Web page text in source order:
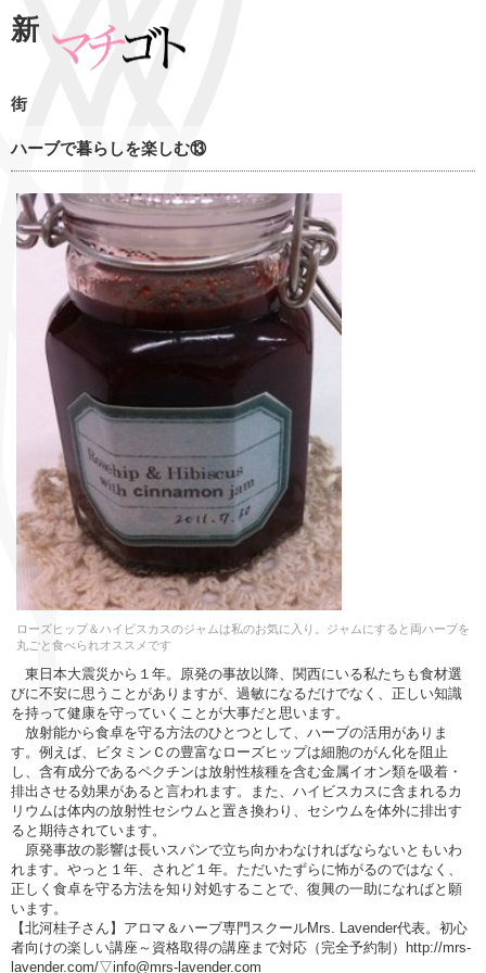
新
街
ハーブで暮らしを楽しむ⑬
ローズヒップ＆ハイビスカスのジャムは私のお気に入り。ジャムにすると両ハーブを
丸ごと食べられオススメです
東日本大震災から１年。原発の事故以降、関西にいる私たちも食材選
びに不安に思うことがありますが、過敏になるだけでなく、正しい知識
を持って健康を守っていくことが大事だと思います。
放射能から食卓を守る方法のひとつとして、ハーブの活用がありま
す。例えば、ビタミンＣの豊富なローズヒップは細胞のがん化を阻止
し、含有成分であるペクチンは放射性核種を含む金属イオン類を吸着・
排出させる効果があると言われます。また、ハイビスカスに含まれるカ
リウムは体内の放射性セシウムと置き換わり、セシウムを体外に排出す
ると期待されています。
原発事故の影響は長いスパンで立ち向かわなければならないともいわ
れます。やっと１年、されど１年。ただいたずらに怖がるのではなく、
正しく食卓を守る方法を知り対処することで、復興の一助になればと願
います。
【北河桂子さん】アロマ＆ハーブ専門スクールMrs. Lavender代表。初心
者向けの楽しい講座～資格取得の講座まで対応（完全予約制）http://mrs-
lavender.com/▽info@mrs-lavender.com